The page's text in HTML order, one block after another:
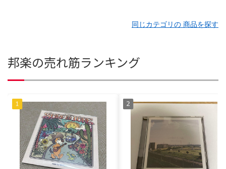
同じカテゴリの 商品を探す
邦楽の売れ筋ランキング